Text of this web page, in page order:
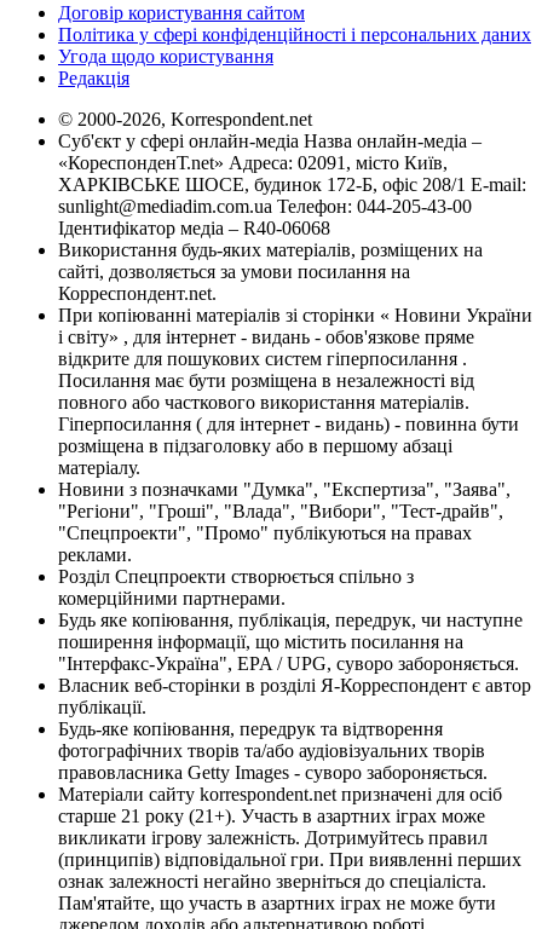
Договір користування сайтом
Політика у сфері конфіденційності і персональних даних
Угода щодо користування
Редакція
© 2000-2026, Korrespondent.net
Суб'єкт у сфері онлайн-медіа Назва онлайн-медіа –
«КореспонденТ.net» Адреса: 02091, місто Київ,
ХАРКІВСЬКЕ ШОСЕ, будинок 172-Б, офіс 208/1 E-mail:
sunlight@mediadim.com.ua Телефон: 044-205-43-00
Ідентифікатор медіа – R40-06068
Використання будь-яких матеріалів, розміщених на
сайті, дозволяється за умови посилання на
Корреспондент.net.
При копіюванні матеріалів зі сторінки « Новини України
і світу» , для інтернет - видань - обов'язкове пряме
відкрите для пошукових систем гіперпосилання .
Посилання має бути розміщена в незалежності від
повного або часткового використання матеріалів.
Гіперпосилання ( для інтернет - видань) - повинна бути
розміщена в підзаголовку або в першому абзаці
матеріалу.
Новини з позначками "Думка", "Експертиза", "Заява",
"Регіони", "Гроші", "Влада", "Вибори", "Тест-драйв",
"Спецпроекти", "Промо" публікуються на правах
реклами.
Розділ Спецпроекти створюється спільно з
комерційними партнерами.
Будь яке копіювання, публікація, передрук, чи наступне
поширення інформації, що містить посилання на
"Інтерфакс-Україна", EPA / UPG, суворо забороняється.
Власник веб-сторінки в розділі Я-Корреспондент є автор
публікації.
Будь-яке копіювання, передрук та відтворення
фотографічних творів та/або аудіовізуальних творів
правовласника Getty Images - суворо забороняється.
Матеріали сайту korrespondent.net призначені для осіб
старше 21 року (21+). Участь в азартних іграх може
викликати ігрову залежність. Дотримуйтесь правил
(принципів) відповідальної гри. При виявленні перших
ознак залежності негайно зверніться до спеціаліста.
Пам'ятайте, що участь в азартних іграх не може бути
джерелом доходів або альтернативою роботі.